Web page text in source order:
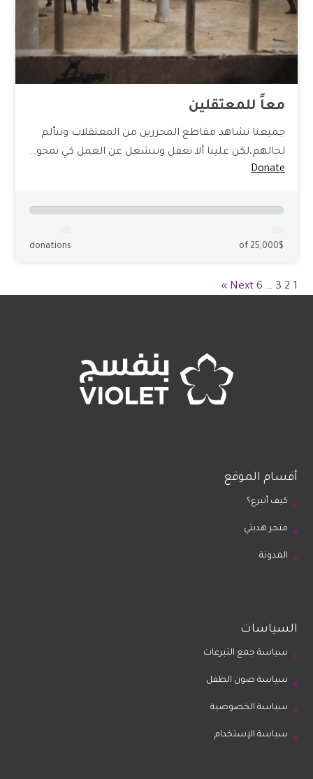
معاً للمعتقلين
جميعنا نشاهد مقاطع المحررين من المعتقلات ونتألم
لحالهم،لكن علينا ألا نغفل وننشغل عن العمل كي نمحو…
Donate
of 25,000$
donations
1
2
3
…
6
Next »
أقسام الموقع
كيف أتبرع؟
متجر هديتي
المدونة
السياسات
سياسة جمع التبرعات
سياسة صون الطفل
سياسة الخصوصية
سياسة الإستخدام